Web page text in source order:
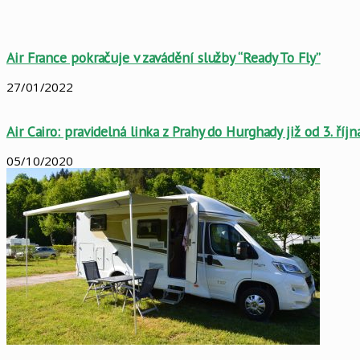
Air France pokračuje v zavádění služby “Ready To Fly”
27/01/2022
Air Cairo: pravidelná linka z Prahy do Hurghady již od 3.
05/10/2020